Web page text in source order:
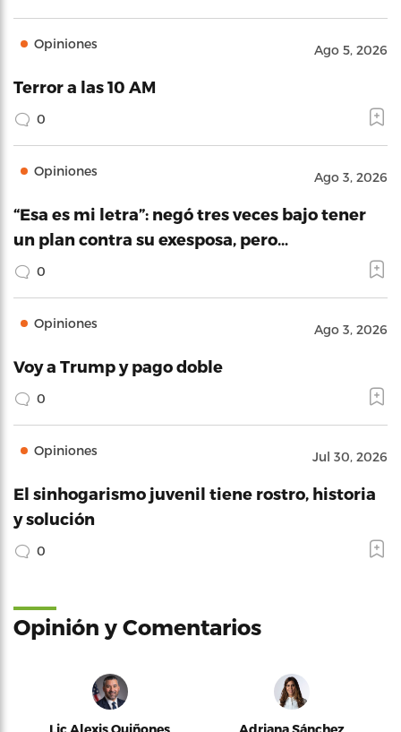
Opiniones Ago 5, 2026
Terror a las 10 AM
0
Opiniones Ago 3, 2026
“Esa es mi letra”: negó tres veces bajo tener
un plan contra su exesposa, pero…
0
Opiniones Ago 3, 2026
Voy a Trump y pago doble
0
Opiniones Jul 30, 2026
El sinhogarismo juvenil tiene rostro, historia
y solución
0
Opinión y Comentarios
Lic Alexis Quiñones Adriana Sánchez